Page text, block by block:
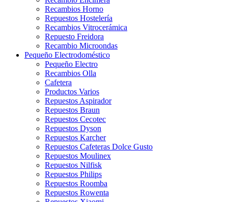
Recambios Horno
Repuestos Hostelería
Recambios Vitrocerámica
Repuesto Freidora
Recambio Microondas
Pequeño Electrodoméstico
Pequeño Electro
Recambios Olla
Cafetera
Productos Varios
Repuestos Aspirador
Repuestos Braun
Repuestos Cecotec
Repuestos Dyson
Repuestos Karcher
Repuestos Cafeteras Dolce Gusto
Repuestos Moulinex
Repuestos Nilfisk
Repuestos Philips
Repuestos Roomba
Repuestos Rowenta